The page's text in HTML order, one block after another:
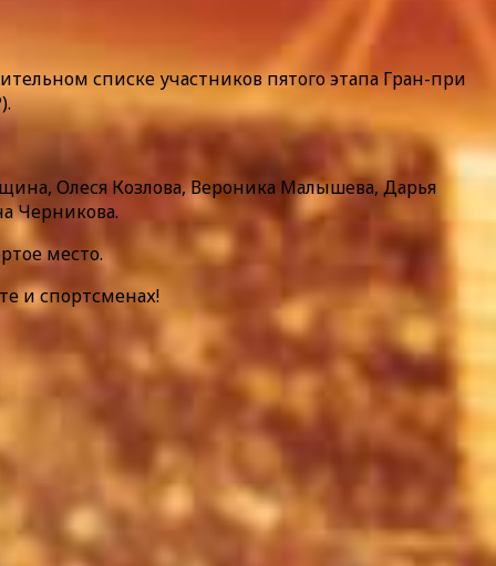
списке участников пятого этапа Гран-при
Олеся Козлова, Вероника Малышева, Дарья
Черникова.
место.
и спортсменах!